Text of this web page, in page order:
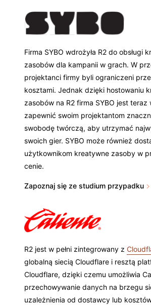
Firma SYBO wdrożyła R2 do obsługi
zasobów dla kampanii w grach. W
projektanci firmy byli ograniczeni
kosztami. Jednak dzięki hostowaniu
zasobów na R2 firma SYBO jest teraz
zapewnić swoim projektantom
swobodę twórczą, aby utrzymać
swoich gier. SYBO może również
użytkownikom kreatywne zasoby w
cenie.
Zapoznaj się ze studium przypadku
R2 jest w pełni zintegrowany z
globalną siecią Cloudflare i resztą
Cloudflare, dzięki czemu umożliwia
przechowywanie danych na brzegu
uzależnienia od dostawcy lub